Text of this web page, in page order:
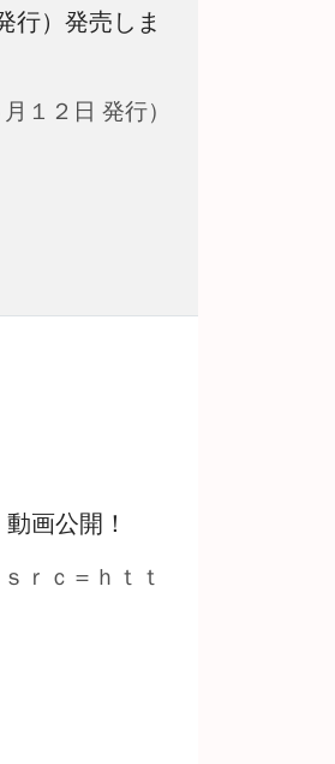
行）発売しま
１２日 発行）
画公開！
ｒｃ＝ｈｔｔ